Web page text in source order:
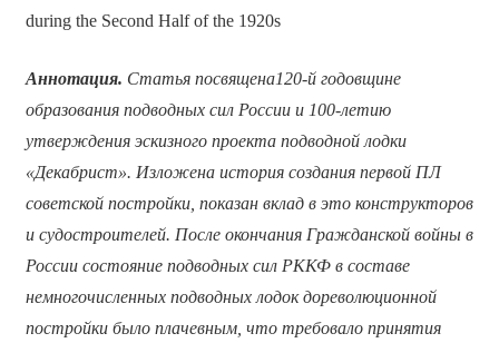
during the Second Half of the 1920s
Аннотация. Статья посвящена120-й годовщине
образования подводных сил России и 100-летию
утверждения эскизного проекта подводной лодки
«Декабрист». Изложена история создания первой ПЛ
советской постройки, показан вклад в это конструкторов
и судостроителей. После окончания Гражданской войны в
России состояние подводных сил РККФ в составе
немногочисленных подводных лодок дореволюционной
постройки было плачевным, что требовало принятия